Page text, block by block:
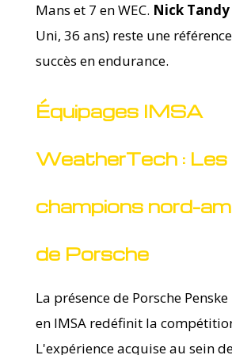
Mans et 7 en WEC. Nick Tandy
Uni, 36 ans) reste une
succès en endurance.
Équipages IMSA
WeatherTech : Les
champions nord-
de Porsche
La présence de Porsche
en IMSA redéfinit la
L'expérience acquise au sein